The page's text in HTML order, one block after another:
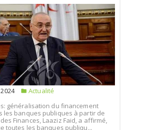
Actualité
généralisation du financement
les banques publiques à partir de
Finances, Laaziz Faid, a affirmé,
toutes les banques publiqu...